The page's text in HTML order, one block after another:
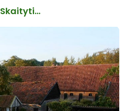
Skaityti...